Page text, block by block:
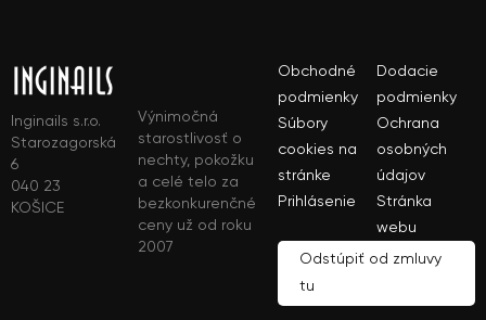
Inginails s.r.o.
Starozagorská
6
040 23
KOŠICE
Výnimočná
starostlivosť o
nechty, pokožku
a celé telo za
bezkonkurenčné
ceny už od roku
2007
Obchodné
podmienky
Dodacie
podmienky
Súbory
cookies na
stránke
Ochrana
osobných
údajov
Prihlásenie
Stránka
webu
Odstúpiť od zmluvy
tu